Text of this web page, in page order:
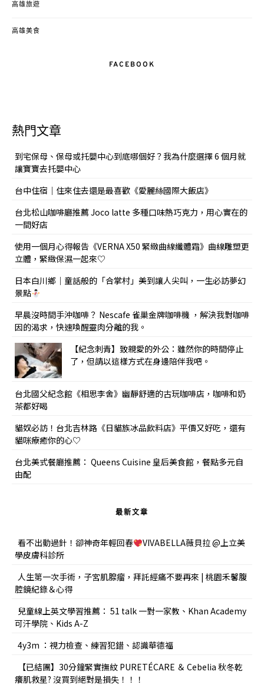
高雄旅遊
高雄美食
FACEBOOK
熱門文章
到宅保母、保母或托嬰中心到底哪個好？我為什麼選擇 6 個月就
讓寶寶去托嬰中心
台中住宿｜住來住去還是最喜歡《愛麗絲國際大飯店》
台北松山咖啡廳推薦 Joco latte 多種口味熱巧克力，用心實在的
一間好店
使用一個月心得報告《VERNA X50 緊緻曲線纖體霜》曲線雕塑更
立體，緊緻保濕一起來♡
日本白川鄉｜童話般的「合掌村」美到讓人尖叫，一生必訪夢幻
景點
早晨沒時間手沖咖啡？ Nescafe 雀巢金牌咖啡機 ，解決我對咖啡
因的渴求，快速喚醒靈肉分離的我。
【紀念刺青】致親愛的外公：雖然你的時間停止
了，但請以這樣方式在身邊陪伴我吧。
台北國父紀念館《相思李舍》幽靜舒適的古玩咖啡店，咖啡和奶
茶都好喝
貓奴必訪！台北吉林路《日貓族冰品飲料店》平價又好吃，還有
貓咪療癒你的心♡
台北美式餐廳推薦： Queens Cuisine 皇后美食館，餐點多元自
由配
最新文章
看不出動過針！卻神奇年輕回春
VIVABELLA薇貝拉 @上立美
學皮膚科診所
人生第一次手術，子宮肌腺瘤，拜託經痛不要再來 | 桃園禾馨腹
腔鏡紀錄＆心得
兒童線上英文學習推薦： 51 talk 一對一家教、Khan Academy
可汗學院、Kids A-Z
4y3m ：視力檢查、練習犯錯、認識華德福
【已結團】30分鐘緊實撫紋 PURETÉCARE ＆ Cebelia 秋冬乾
癢肌救星? 沒買到絕對是損失！！！